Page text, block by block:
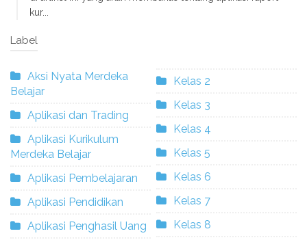
kur...
Label
Aksi Nyata Merdeka
Belajar
Aplikasi dan Trading
Aplikasi Kurikulum
Merdeka Belajar
Aplikasi Pembelajaran
Aplikasi Pendidikan
Aplikasi Penghasil Uang
Kelas 2
Kelas 3
Kelas 4
Kelas 5
Kelas 6
Kelas 7
Kelas 8